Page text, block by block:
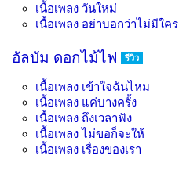
เนื้อเพลง วันใหม่
เนื้อเพลง อย่าบอกว่าไม่มีใคร
อัลบัม ดอกไม้ไฟ รีวิว
เนื้อเพลง เข้าใจฉันไหม
เนื้อเพลง แค่บางครั้ง
เนื้อเพลง ถึงเวลาฟัง
เนื้อเพลงไม่ขอก็จะให้
เนื้อเพลง เรื่องของเรา